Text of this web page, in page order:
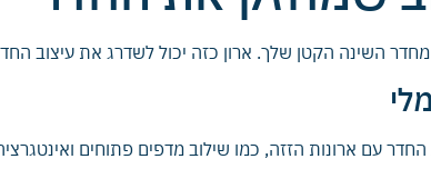
השינה הקטן שלך. ארון כזה יכול לשדרג את עיצוב החדר
עם ארונות הזזה, כמו שילוב מדפים פתוחים